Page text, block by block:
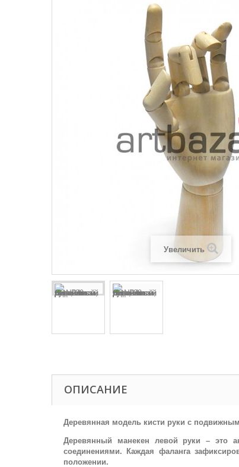
Увеличить
ОПИСАНИЕ
Деревянная модель кисти руки с
Деревянный манекен левой руки – это
соединениями. Каждая фаланга
положении.